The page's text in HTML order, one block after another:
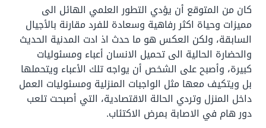
كان من المتوقع أن يؤدي التطور العلمي الهائل الى
مميزات وحياة اكثر رفاهية وسعادة للفرد مقارنة بالأجيال
السابقة، ولكن العكس هو ما حدث اذ ادت المدنية الحديث
والحضارة الحالية الى تحميل الانسان أعباء ومسئوليات
كبيرة، وأصبح على الشخص أن يواجه تلك الأعباء ويتحملها
بل ويتكيف معها مثل الواجبات المنزلية ومسئوليات العمل
داخل المنزل وتردي الحالة الاقتصادية، التي أصبحت تلعب
دور هام في الاصابة بمرض الاكتئاب.